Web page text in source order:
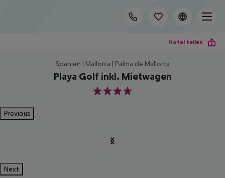
Hotel teilen
Spanien | Mallorca | Palma de Mallorca
Playa Golf inkl. Mietwagen
4
Previous
Next